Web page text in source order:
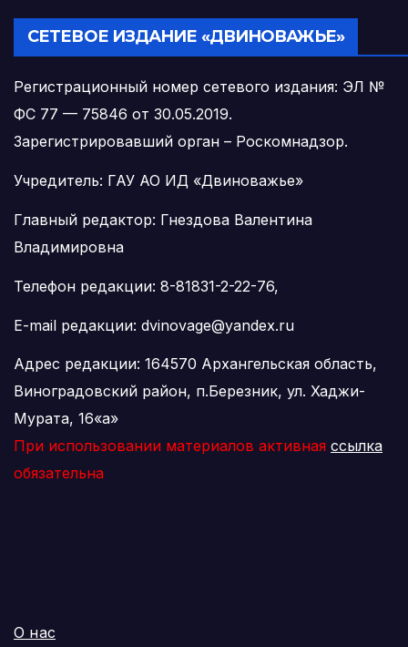
СЕТЕВОЕ ИЗДАНИЕ «ДВИНОВАЖЬЕ»
Регистрационный номер сетевого издания: ЭЛ №
ФС 77 — 75846 от 30.05.2019.
Зарегистрировавший орган – Роскомнадзор.
Учредитель: ГАУ АО ИД «Двиноважье»
Главный редактор: Гнездова Валентина
Владимировна
Телефон редакции: 8-81831-2-22-76,
E-mail редакции: dvinovage@yandex.ru
Адрес редакции: 164570 Архангельская область,
Виноградовский район, п.Березник, ул. Хаджи-
Мурата, 16«а»
При использовании материалов активная ссылка
обязательна
О нас